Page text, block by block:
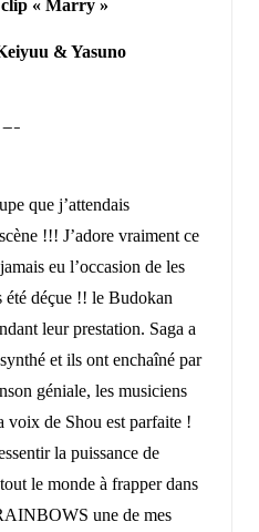
clip « Marry »
& Yasuno
—–
que j’attendais
!!! J’adore vraiment ce
eu l’occasion de les
été déçue !! le Budokan
leur prestation. Saga a
et ils ont enchaîné par
géniale, les musiciens
voix de Shou est parfaite !
la puissance de
le monde à frapper dans
une de mes